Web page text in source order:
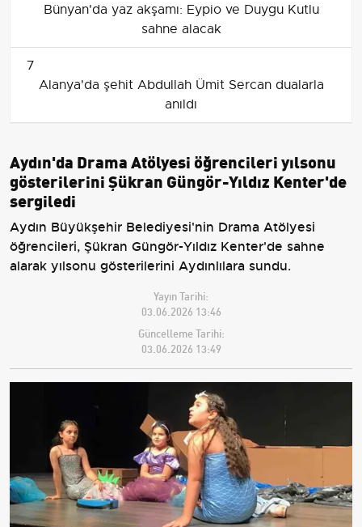
Bünyan'da yaz akşamı: Eypio ve Duygu Kutlu
sahne alacak
7
Alanya'da şehit Abdullah Ümit Sercan dualarla
anıldı
Aydın'da Drama Atölyesi öğrencileri yılsonu
gösterilerini Şükran Güngör-Yıldız Kenter'de
sergiledi
Aydın Büyükşehir Belediyesi'nin Drama Atölyesi
öğrencileri, Şükran Güngör-Yıldız Kenter'de sahne
alarak yılsonu gösterilerini Aydınlılara sundu.
Yayın Tarihi:
03.06.2026 13:46
Güncelleme Tarihi:
03.06.2026 13:49